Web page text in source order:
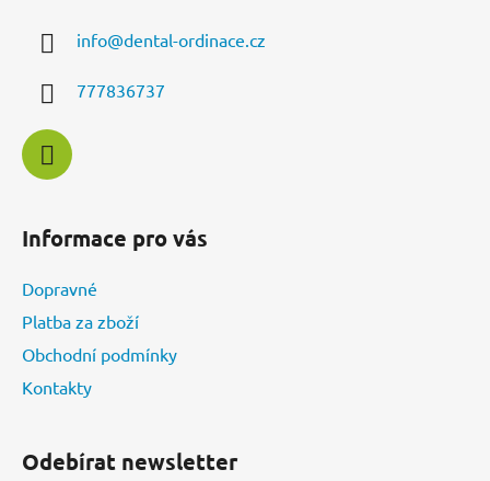
info@dental-ordinace.cz
777836737
Informace pro vás
Dopravné
Platba za zboží
Obchodní podmínky
Kontakty
Odebírat newsletter